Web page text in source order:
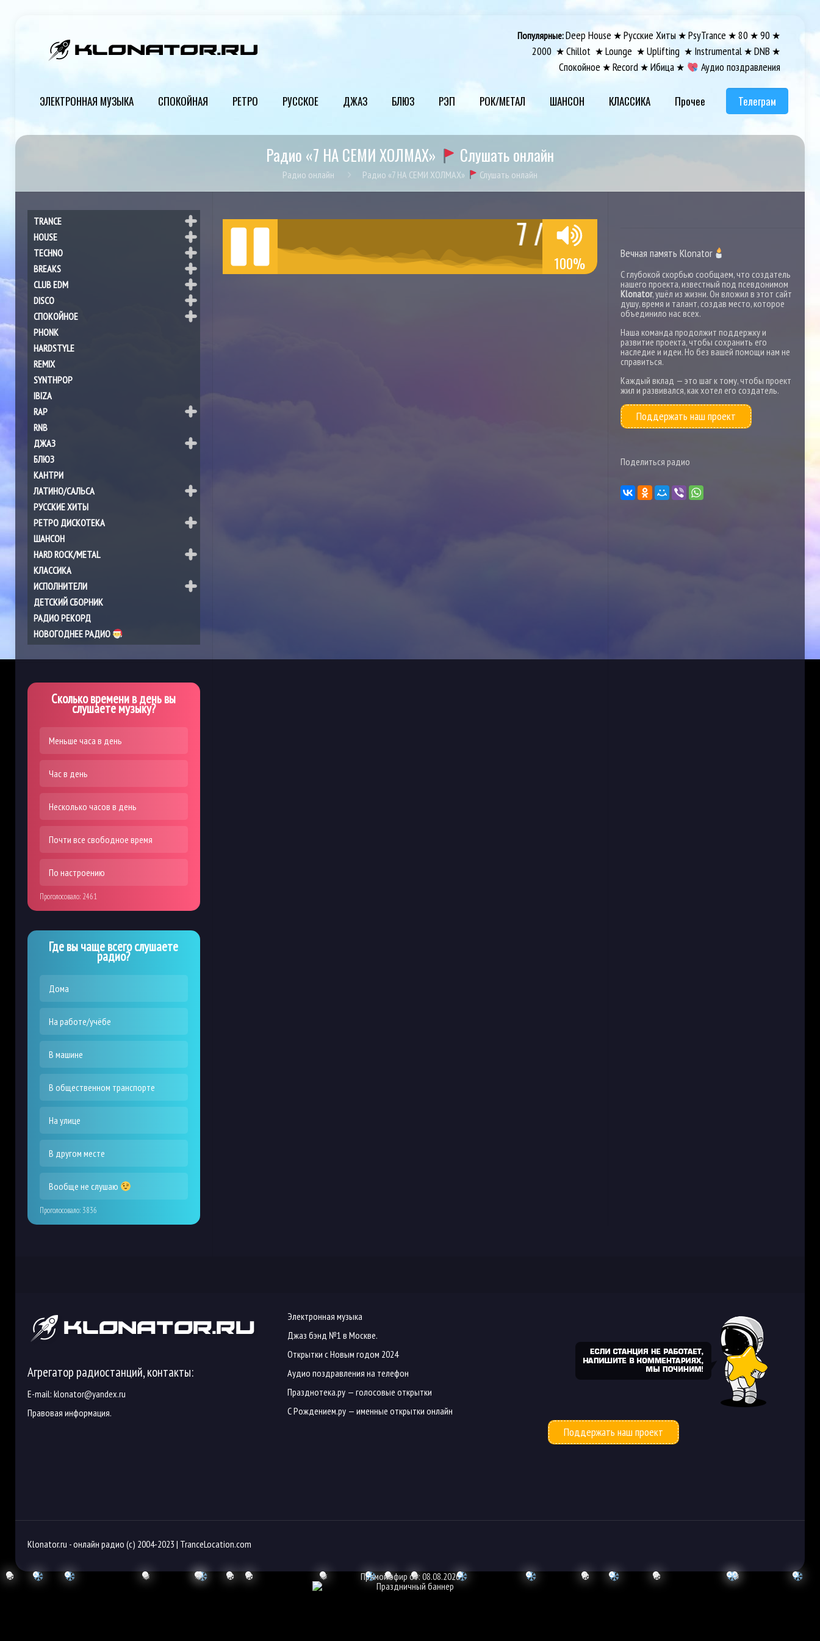
ЭЛЕКТРОННАЯ МУЗЫКА СПОКОЙНАЯ РЕТРО РУССКОЕ ДЖАЗ БЛЮЗ РЭП РОК/МЕТАЛ ШАНСОН КЛАССИКА Прочее
Популярные:Deep House ★Русские Хиты ★PsyTrance ★80 ★90 ★
2000 ★Chillot ★Lounge ★Uplifting ★ Instrumental ★DNB ★
Спокойное ★Record ★Ибица ★ Аудио поздравления
Телеграм
Радио «7 НА СЕМИ ХОЛМАХ» Слушать онлайн
Радио онлайн Радио «7 НА СЕМИ ХОЛМАХ» Слушать онлайн
7 / на семи холмах 104.7 FM
100%
TRANCE
HOUSE
TECHNO
BREAKS
CLUB EDM
DISCO
СПОКОЙНОЕ
PHONK
HARDSTYLE
REMIX
SYNTHPOP
IBIZA
RAP
RNB
ДЖАЗ
БЛЮЗ
КАНТРИ
ЛАТИНО/САЛЬСА
РУССКИЕ ХИТЫ
РЕТРО ДИСКОТЕКА
ШАНСОН
HARD ROCK/METAL
КЛАССИКА
ИСПОЛНИТЕЛИ
ДЕТСКИЙ СБОРНИК
РАДИО РЕКОРД
НОВОГОДНЕЕ РАДИО
Сколько времени в день вы
слушаете музыку?
Меньше часа в день
Час в день
Несколько часов в день
Почти все свободное время
По настроению
Проголосовало: 2461
Где вы чаще всего слушаете
радио?
Дома
На работе/учёбе
В машине
В общественном транспорте
На улице
В другом месте
Вообще не слушаю
Проголосовало:3836
Вечная память Klonator
С глубокой скорбью сообщаем, что создатель
нашего проекта, известный под псевдонимом
Klonator, ушёл из жизни. Он вложил в этот сайт
душу, время и талант, создав место, которое
объединило нас всех.
Наша команда продолжит поддержку и
развитие проекта, чтобы сохранить его
наследие и идеи. Но без вашей помощи нам не
справиться.
Каждый вклад — это шаг к тому, чтобы проект
жил и развивался, как хотел его создатель.
Поддержать наш проект
Поделиться радио
Агрегатор радиостанций, контакты:
E-mail: klonator@yandex.ru
Правовая информация.
Электронная музыка
Джаз бэнд №1 в Москве.
Открытки с Новым годом 2024
Аудио поздравления на телефон
Празднотека.ру — голосовые открытки
С Рождением.ру — именные открытки онлайн
Поддержать наш проект
Klonator.ru -онлайн радио (с) 2004-2023 | TranceLocation.com
❅
❆
❆
❅ ❅
❆
❅ ❆
❅
❅
❆ Прямой эфир от: 08.08.2026